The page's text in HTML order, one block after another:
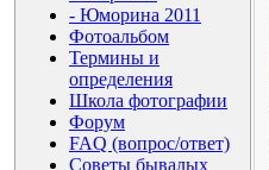
- Юморина 2011
Фотоальбом
Термины и
определения
Школа фотографии
Форум
FAQ (вопрос/ответ)
Советы бывалых